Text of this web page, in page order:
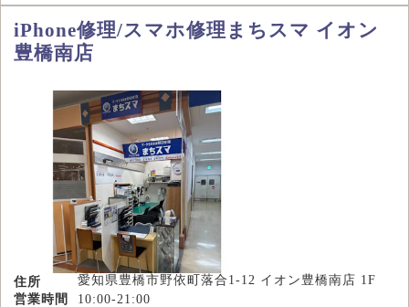
iPhone修理/スマホ修理まちスマ イオン
豊橋南店
住所
愛知県豊橋市野依町落合1-12 イオン豊橋南店 1F
営業時間
10:00-21:00